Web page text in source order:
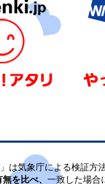
は気象庁による検証方
を比べ、 一致した場合